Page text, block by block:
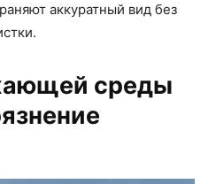
аккуратный вид без
среды